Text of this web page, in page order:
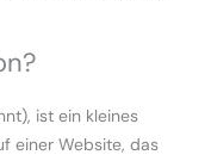
ist ein kleines
einer Website, das